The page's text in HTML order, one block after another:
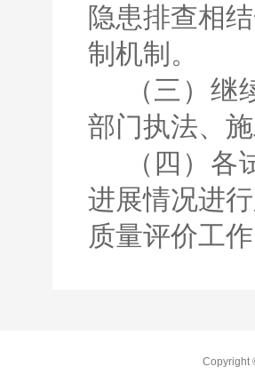
隐患排查相
制机制。
（三）
部门执法、
（四）
进展情况进
质量评价工
Copyright